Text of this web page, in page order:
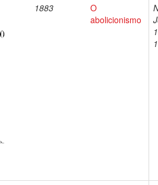
1883
O
abolicionismo